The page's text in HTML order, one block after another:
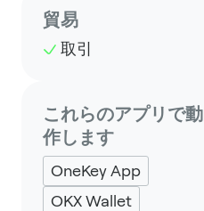
貿易
取引
これらのアプリで動
作します
OneKey App
OKX Wallet